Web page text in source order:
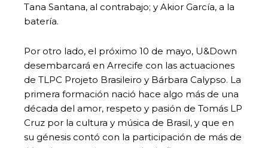
Tana Santana, al contrabajo; y Akior García, a la
batería.
Por otro lado, el próximo 10 de mayo, U&Down
desembarcará en Arrecife con las actuaciones
de TLPC Projeto Brasileiro y Bárbara Calypso. La
primera formación nació hace algo más de una
década del amor, respeto y pasión de Tomás LP
Cruz por la cultura y música de Brasil, y que en
su génesis contó con la participación de más de